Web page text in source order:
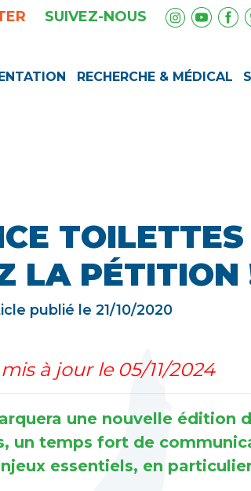
SUIVEZ-NOUS
RECHERCHE & MÉDICAL
LA PÉTITION
publié le 21/10/2020
à jour le 05/11/2024
une nouvelle édition
un temps fort de
essentiels, en